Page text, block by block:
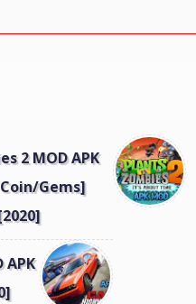
2 MOD APK
Gems]
APK